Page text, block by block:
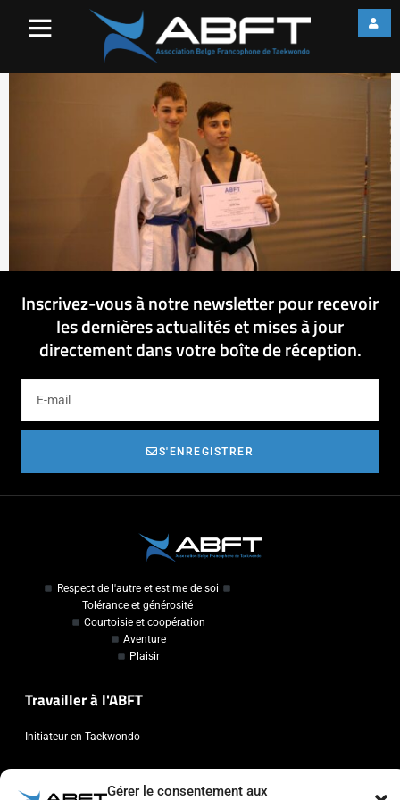
Gérer le consentement aux
Inscrivez-vous à notre newsletter pour recevoir
les dernières actualités et mises à jour
directement dans votre boîte de réception.
S'ENREGISTRER
Respect de l'autre et estime de soi
Tolérance et générosité
Courtoisie et coopération
Aventure
Plaisir
Travailler à l'ABFT
Initiateur en Taekwondo